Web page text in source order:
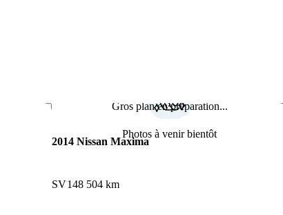
Enregistrer cette annonceGros plan en préparation...
Photos à venir bientôt
2014 Nissan Maxima
SV148 504 km